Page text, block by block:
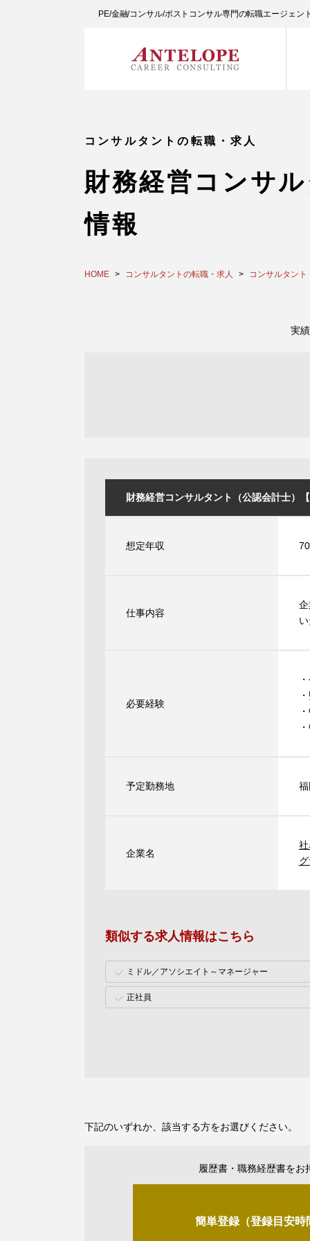
PE/金融/コンサル/ポストコンサル専門の転職エージェ
コンサルタントの転職・求人
財務経営コンサ
情報
HOME コンサルタントの転職・求人 コンサルタン
実
財務経営コンサルタント（公認会計士）
想定年収
仕事内容
必要経験
予定勤務地
企業名
類似する求人情報はこちら
ミドル／アソシエイト～マネージャー
正社員
下記のいずれか、該当する方をお選びください。
履歴書・職務経歴書をお
簡単登録（登録目安時